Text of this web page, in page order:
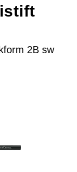
2B sw